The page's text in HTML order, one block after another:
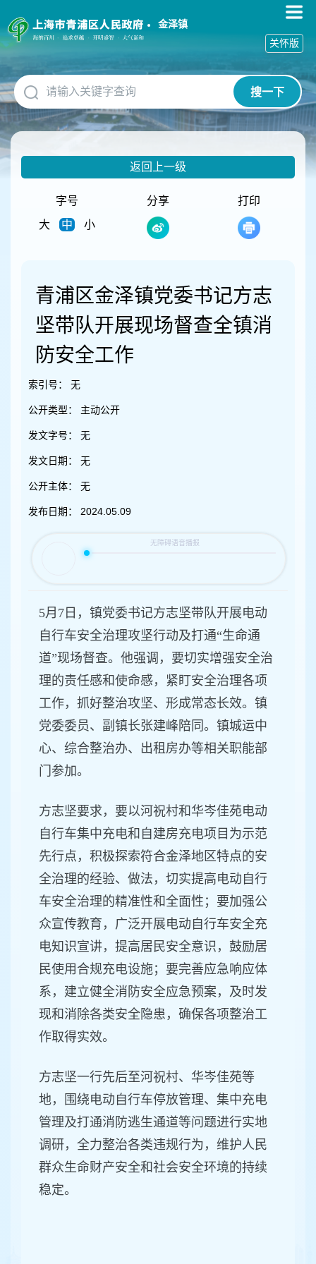
障
碍
作
说
明
跳
到
网
金泽镇
搜一下
关怀版
返回上一级
字号
大
中 小
分享 打印
青浦区金泽镇党委书记方志
坚带队开展现场督查全镇消
防安全工作
索引号： 无
公开类型： 主动公开
发文字号： 无
发文日期： 无
公开主体： 无
发布日期： 2024.05.09
5月7日，镇党委书记方志坚带队开展电动
自行车安全治理攻坚行动及打通“生命通
道”现场督查。他强调，要切实增强安全治
理的责任感和使命感，紧盯安全治理各项
工作，抓好整治攻坚、形成常态长效。镇
党委委员、副镇长张建峰陪同。镇城运中
心、综合整治办、出租房办等相关职能部
门参加。
方志坚要求，要以河祝村和华岑佳苑电动
自行车集中充电和自建房充电项目为示范
先行点，积极探索符合金泽地区特点的安
全治理的经验、做法，切实提高电动自行
车安全治理的精准性和全面性；要加强公
众宣传教育，广泛开展电动自行车安全充
电知识宣讲，提高居民安全意识，鼓励居
民使用合规充电设施；要完善应急响应体
系，建立健全消防安全应急预案，及时发
现和消除各类安全隐患，确保各项整治工
作取得实效。
方志坚一行先后至河祝村、华岑佳苑等
地，围绕电动自行车停放管理、集中充电
管理及打通消防逃生通道等问题进行实地
调研，全力整治各类违规行为，维护人民
群众生命财产安全和社会安全环境的持续
稳定。